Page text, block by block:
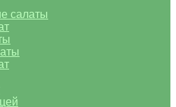
салаты